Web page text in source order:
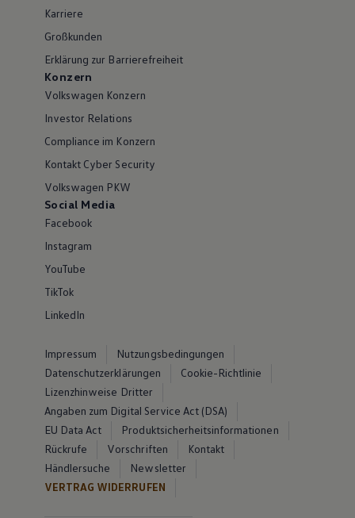
Karriere
Großkunden
Erklärung zur Barrierefreiheit
Konzern
Volkswagen Konzern
Investor Relations
Compliance im Konzern
Kontakt Cyber Security
Volkswagen PKW
Social Media
Facebook
Instagram
YouTube
TikTok
LinkedIn
Impressum
Nutzungsbedingungen
Datenschutzerklärungen
Cookie-Richtlinie
Lizenzhinweise Dritter
Angaben zum Digital Service Act (DSA)
EU Data Act
Produktsicherheitsinformationen
Rückrufe
Vorschriften
Kontakt
Händlersuche
Newsletter
VERTRAG WIDERRUFEN